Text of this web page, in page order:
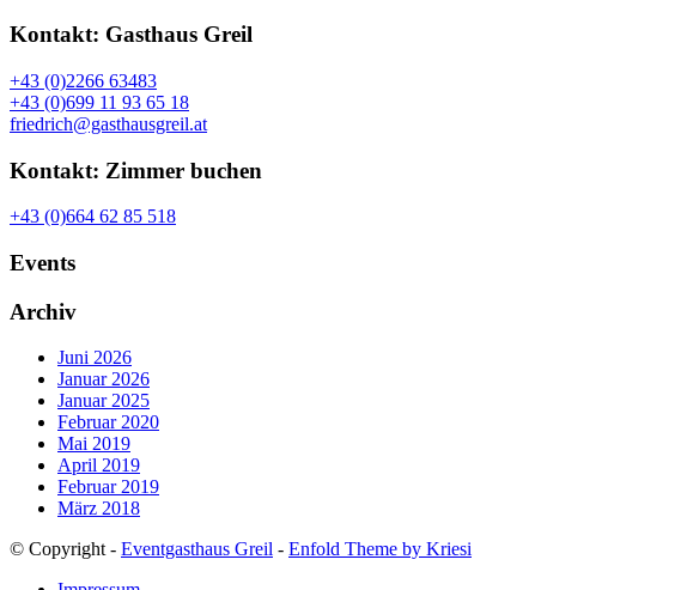
Kontakt: Gasthaus Greil
+43 (0)2266 63483
+43 (0)699 11 93 65 18
friedrich@gasthausgreil.at
Kontakt: Zimmer buchen
+43 (0)664 62 85 518
Events
Archiv
Juni 2026
Januar 2026
Januar 2025
Februar 2020
Mai 2019
April 2019
Februar 2019
März 2018
© Copyright - Eventgasthaus Greil - Enfold Theme by Kriesi